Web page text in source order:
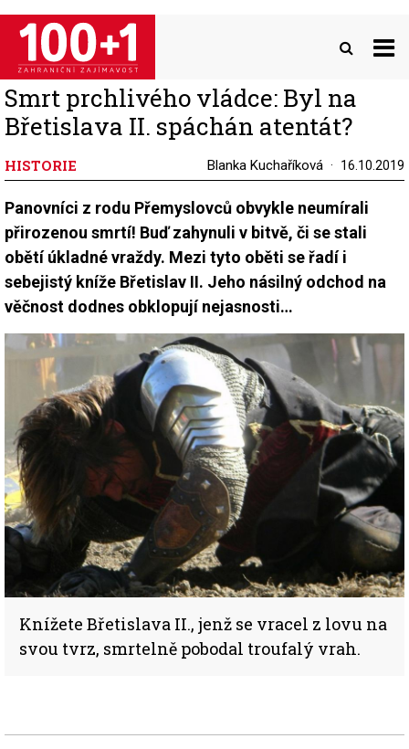
Přejít
hlavnímu
obsahu
Smrt prchlivého vládce: Byl na
Břetislava II. spáchán atentát?
HISTORIE Blanka Kuchaříková 16.10.2019
Panovníci z rodu Přemyslovců obvykle neumírali
přirozenou smrtí! Buď zahynuli v bitvě, či se stali
obětí úkladné vraždy. Mezi tyto oběti se řadí i
sebejistý kníže Břetislav II. Jeho násilný odchod na
věčnost dodnes obklopují nejasnosti…
Knížete Břetislava II., jenž se vracel z lovu na
svou tvrz, smrtelně pobodal troufalý vrah.